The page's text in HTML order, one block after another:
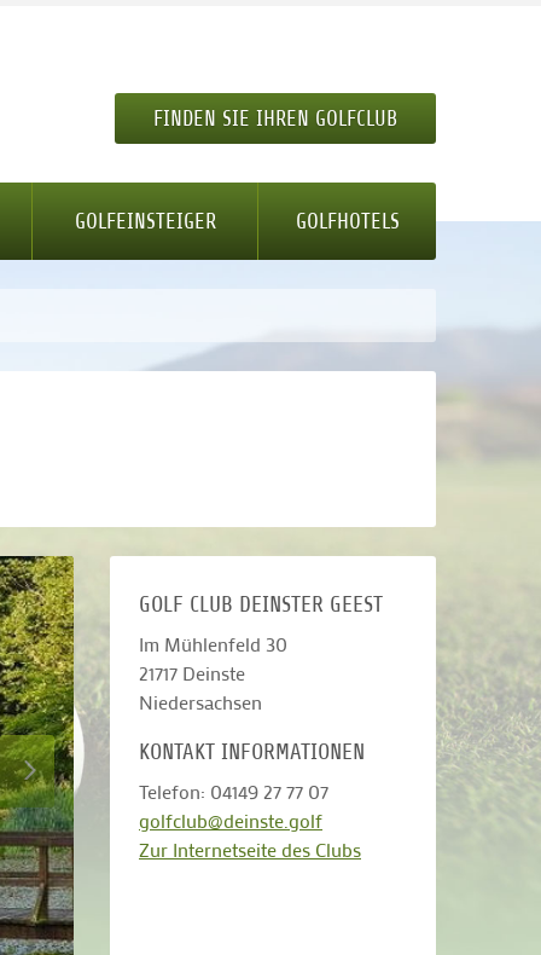
FINDEN SIE IHREN GOLFCLUB
GOLFEINSTEIGER GOLFHOTELS
GOLF CLUB DEINSTER GEEST
Im Mühlenfeld 30
21717 Deinste
Niedersachsen
KONTAKT INFORMATIONEN
Telefon: 04149 27 77 07
golfclub@deinste.golf
Zur Internetseite des Clubs